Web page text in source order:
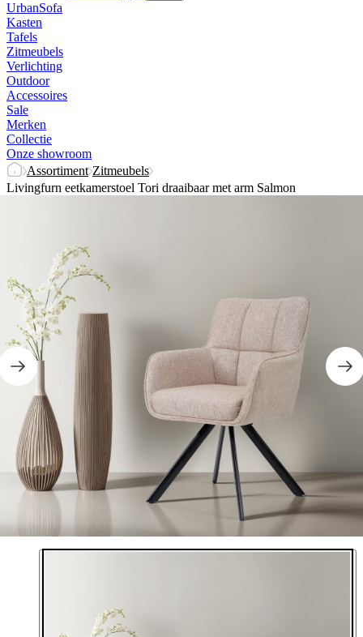
UrbanSofa
Kasten
Tafels
Zitmeubels
Verlichting
Outdoor
Accessoires
Sale
Merken
Collectie
Onze showroom
Assortiment Zitmeubels
Livingfurn eetkamerstoel Tori draaibaar met arm Salmon